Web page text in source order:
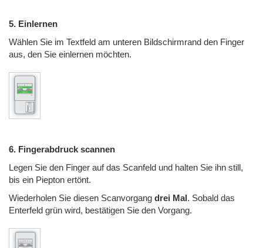
5. Einlernen
Wählen Sie im Textfeld am unteren Bildschirmrand den Finger
aus, den Sie einlernen möchten.
6. Fingerabdruck scannen
Legen Sie den Finger auf das Scanfeld und halten Sie ihn still,
bis ein Piepton ertönt.
Wiederholen Sie diesen Scanvorgang drei Mal. Sobald das
Enterfeld grün wird, bestätigen Sie den Vorgang.